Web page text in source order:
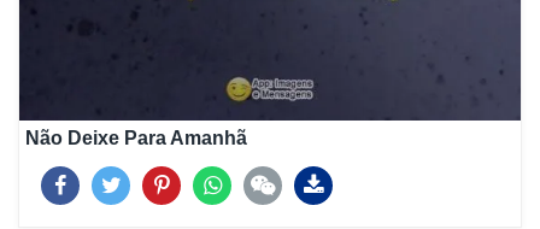
Não Deixe Para Amanhã